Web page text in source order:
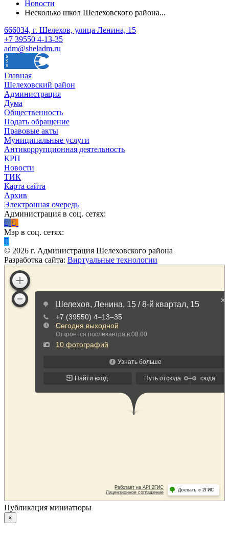
Новости
Несколько школ Шелеховского района...
666034, г. Шелехов, улица Ленина, 15
+7 39550 4-13-35
adm@sheladm.ru
Главная
Шелеховский район
Администрация
Дума
Общественность
Подать обращение
Правовые акты
Муниципальные услуги
Антикоррупционная деятельность
КРП
Новости
ТИК
Карта сайта
Архив
Электронная очередь
Администрация в соц. сетях:
Мэр в соц. сетях:
© 2026 г. Администрация Шелеховского района
Разработка сайта: Виртуальные технологии
Публикация миниатюры
×